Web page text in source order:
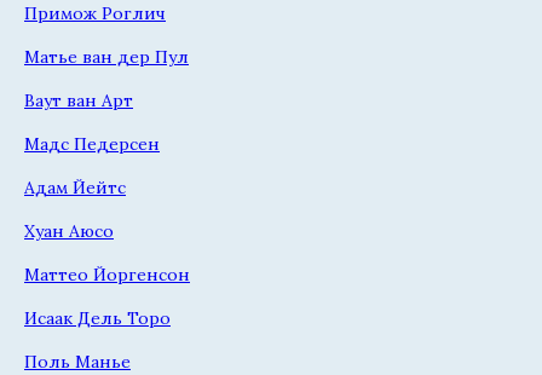
Примож Роглич
Матье ван дер Пул
Ваут ван Арт
Мадс Педерсен
Адам Йейтс
Хуан Аюсо
Маттео Йоргенсон
Исаак Дель Торо
Поль Манье